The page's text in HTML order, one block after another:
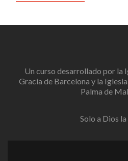
Un curso desarrollado por la
Gracia de Barcelona y la
Palma de
Solo a Dios